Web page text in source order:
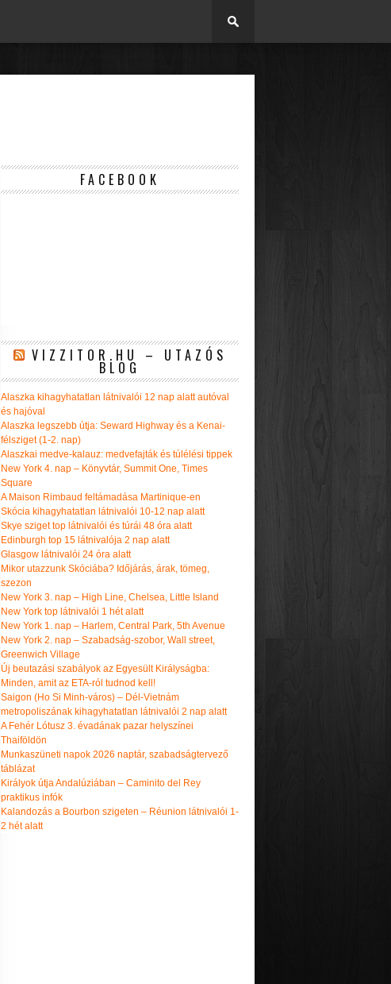
FACEBOOK
VIZZITOR.HU – UTAZÓS
BLOG
Alaszka kihagyhatatlan látnivalói 12 nap alatt autóval
és hajóval
Alaszka legszebb útja: Seward Highway és a Kenai-
félsziget (1-2. nap)
Alaszkai medve-kalauz: medvefajták és túlélési tippek
New York 4. nap – Könyvtár, Summit One, Times
Square
A Maison Rimbaud feltámadása Martinique-en
Skócia kihagyhatatlan látnivalói 10-12 nap alatt
Skye sziget top látnivalói és túrái 48 óra alatt
Edinburgh top 15 látnivalója 2 nap alatt
Glasgow látnivalói 24 óra alatt
Mikor utazzunk Skóciába? Időjárás, árak, tömeg,
szezon
New York 3. nap – High Line, Chelsea, Little Island
New York top látnivalói 1 hét alatt
New York 1. nap – Harlem, Central Park, 5th Avenue
New York 2. nap – Szabadság-szobor, Wall street,
Greenwich Village
Új beutazási szabályok az Egyesült Királyságba:
Minden, amit az ETA-ról tudnod kell!
Saigon (Ho Si Minh-város) – Dél-Vietnám
metropoliszának kihagyhatatlan látnivalói 2 nap alatt
A Fehér Lótusz 3. évadának pazar helyszínei
Thaiföldön
Munkaszüneti napok 2026 naptár, szabadságtervező
táblázat
Királyok útja Andalúziában – Caminito del Rey
praktikus infók
Kalandozás a Bourbon szigeten – Réunion látnivalói 1-
2 hét alatt